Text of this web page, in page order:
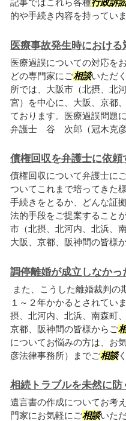
記事ではこれら各種行政訴
的や手続き内容を持ってい
医療事故発生時における
医療過誤についての対応を
どの専門家にご相談いただ
所では、大阪市（北摂、北
宮）を中心に、大阪、京都
ております。医療過誤問題
弁護士 谷 次郎（冠木克彦
債権回収を弁護士に依頼
債権回収について弁護士に
ついてこれまで培ってきた
手続きをとるか、どんな証
法的手段をご提案すること
市（北摂、北河内、北浜、
大阪、京都、阪神間の皆様
調停離婚が成立しなか
また、こうした離婚裁判の
１～２年かかるとされてい
摂、北河内、北浜、南森町
京都、阪神間の皆様からご
についてお悩みの方は、
彦法律事務所）までご相談
相続トラブルを未然に防
遺言書の作成についてお考
門家にお気軽にご相談いた